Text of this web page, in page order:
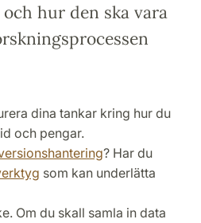
hur den ska vara
dina tankar kring hur du
och pengar.
? Har du
som kan underlätta
Om du skall samla in data